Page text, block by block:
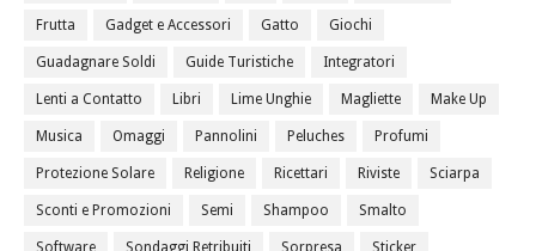
Frutta Gadget e Accessori Gatto Giochi
Guadagnare Soldi Guide Turistiche Integratori
Lenti a Contatto Libri Lime Unghie Magliette Make Up
Musica Omaggi Pannolini Peluches Profumi
Protezione Solare Religione Ricettari Riviste Sciarpa
Sconti e Promozioni Semi Shampoo Smalto
Software Sondaggi Retribuiti Sorpresa Sticker